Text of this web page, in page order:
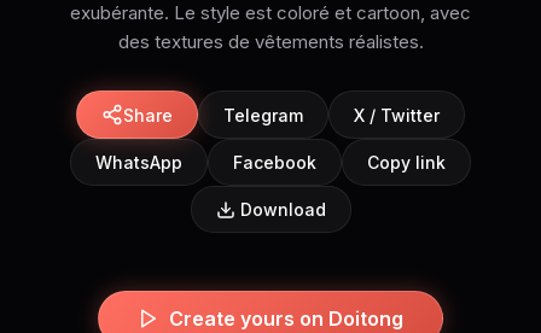
exubérante. Le style est coloré et cartoon, avec
des textures de vêtements réalistes.
Share Telegram X / Twitter
WhatsApp Facebook Copy link
Download
Create yours on Doitong